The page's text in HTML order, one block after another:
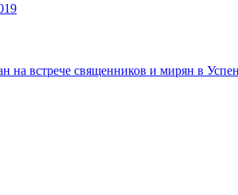
встрече священников и мирян в